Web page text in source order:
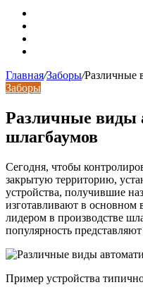
Главная/Заборы/Различные
Заборы
Различные виды
шлагбаумов
Сегодня, чтобы
закрытую территорию,
устройства, получившие
изготавливают в основном
лидером в производстве
популярность
Пример устройства